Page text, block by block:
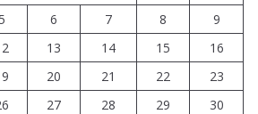
6 7 8
9
13 14 15
16
20 21 22
23
27 28 29
30